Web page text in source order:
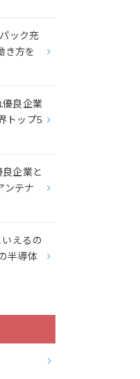
ック充
き方を
優良企業
トップ5
企業と
ンテナ
えるの
半導体